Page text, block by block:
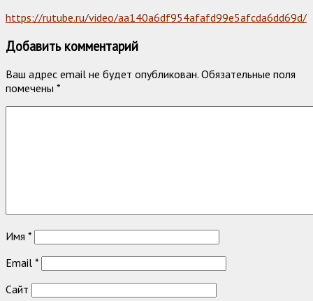
https://rutube.ru/video/aa140a6df954afafd99e5afcda6dd69d/
Добавить комментарий
Ваш адрес email не будет опубликован. Обязательные поля
помечены *
Имя *
Email *
Сайт